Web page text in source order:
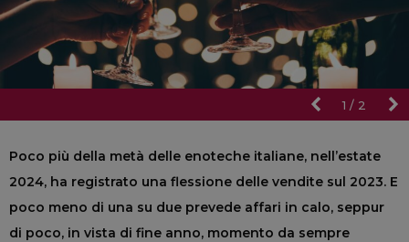
1 / 2
Poco più della metà delle enoteche italiane, nell’estate
2024, ha registrato una flessione delle vendite sul 2023. E
poco meno di una su due prevede affari in calo, seppur
di poco, in vista di fine anno, momento da sempre